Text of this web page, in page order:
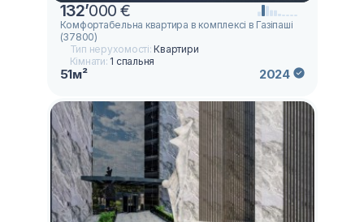
132’000 €
Комфортабельна квартира в комплексі в Газіпаші
(37800)
Тип нерухомості:Квартири
Кімнати: 1 спальня
51м² 2024